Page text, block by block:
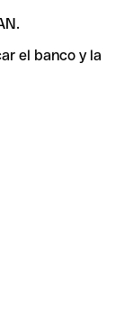
el banco y la